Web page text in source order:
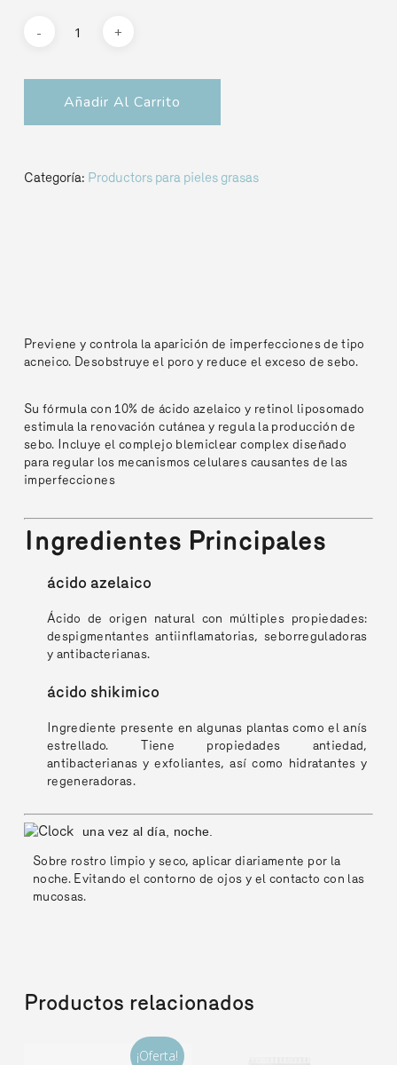
Añadir Al Carrito
Categoría: Productors para pieles grasas
Previene y controla la aparición de imperfecciones de tipo
acneico. Desobstruye el poro y reduce el exceso de sebo.
Su fórmula con 10% de ácido azelaico y retinol liposomado
estimula la renovación cutánea y regula la producción de
sebo. Incluye el complejo blemiclear complex diseñado
para regular los mecanismos celulares causantes de las
imperfecciones
Ingredientes Principales
ácido azelaico
Ácido de origen natural con múltiples propiedades:
despigmentantes antiinflamatorias, seborreguladoras
y antibacterianas.
ácido shikimico
Ingrediente presente en algunas plantas como el anís
estrellado. Tiene propiedades antiedad,
antibacterianas y exfoliantes, así como hidratantes y
regeneradoras.
una vez al día, noche.
Sobre rostro limpio y seco, aplicar diariamente por la
noche. Evitando el contorno de ojos y el contacto con las
mucosas.
Productos relacionados
¡Oferta!